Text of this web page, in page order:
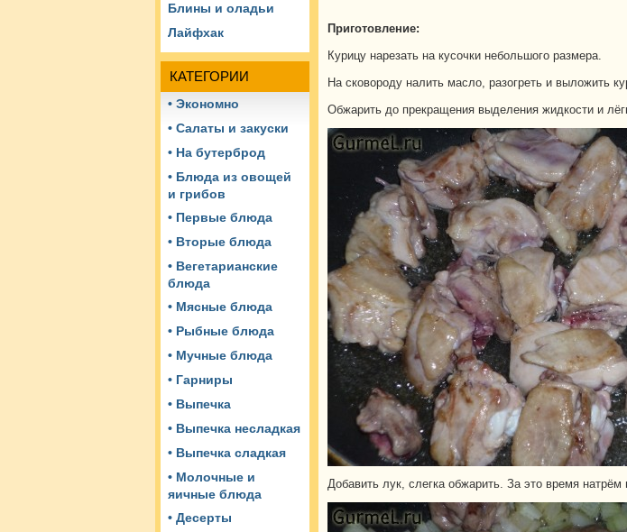
Блины и оладьи
Лайфхак
КАТЕГОРИИ
• Экономно
• Салаты и закуски
• На бутерброд
• Блюда из овощей
и грибов
• Первые блюда
• Вторые блюда
• Вегетарианские
блюда
• Мясные блюда
• Рыбные блюда
• Мучные блюда
• Гарниры
• Выпечка
• Выпечка несладкая
• Выпечка сладкая
• Молочные и
яичные блюда
• Десерты
Приготовление:
Курицу нарезать на кусочки небольшого размера.
На сковороду налить масло, разогреть и выложить
Обжарить до прекращения выделения жидкости и
Добавить лук, слегка обжарить. За это время натрём